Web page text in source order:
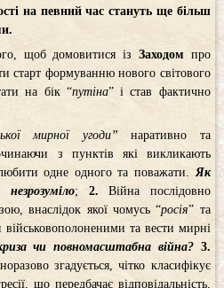
на певний час стануть ще більш
щоб домовитися із Заходом про
старт формуванню нового світового
на бік “путіна” і став фактично
мирної угоди”наративно та
з пунктів які викликають
одне одного та поважати. Як
; 2. Війна послідовно
внаслідок якої чомусь “росія” та
та вести мирні
чи повномасштабна війна? 3.
згадується, чітко класифікує
що передбачає відповідальність,